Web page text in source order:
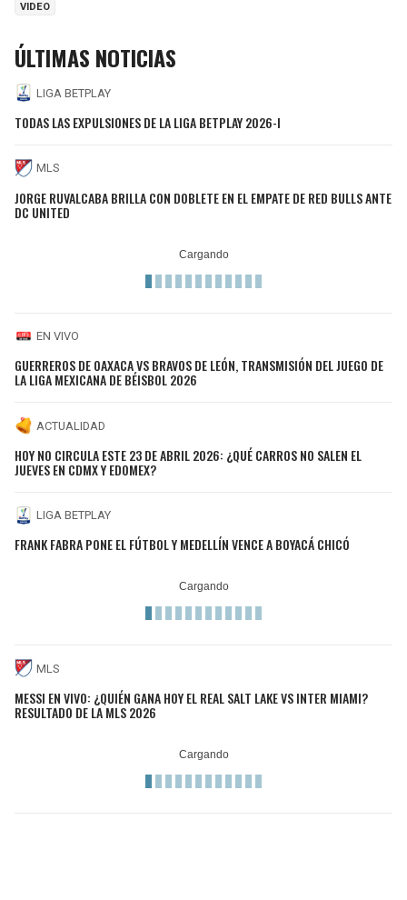
VIDEO
ÚLTIMAS NOTICIAS
LIGA BETPLAY
TODAS LAS EXPULSIONES DE LA LIGA BETPLAY 2026-I
MLS
JORGE RUVALCABA BRILLA CON DOBLETE EN EL EMPATE DE RED BULLS ANTE
DC UNITED
EN VIVO
GUERREROS DE OAXACA VS BRAVOS DE LEÓN, TRANSMISIÓN DEL JUEGO DE
LA LIGA MEXICANA DE BÉISBOL 2026
ACTUALIDAD
HOY NO CIRCULA ESTE 23 DE ABRIL 2026: ¿QUÉ CARROS NO SALEN EL
JUEVES EN CDMX Y EDOMEX?
LIGA BETPLAY
FRANK FABRA PONE EL FÚTBOL Y MEDELLÍN VENCE A BOYACÁ CHICÓ
MLS
MESSI EN VIVO: ¿QUIÉN GANA HOY EL REAL SALT LAKE VS INTER MIAMI?
RESULTADO DE LA MLS 2026